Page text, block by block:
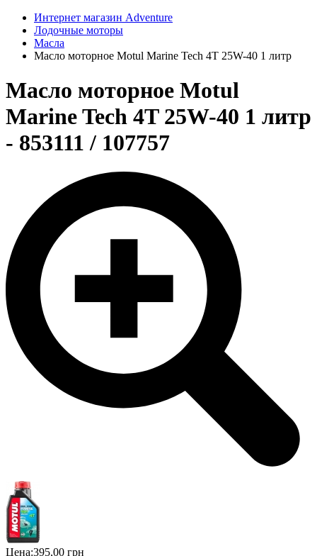
Интернет магазин Adventure
Лодочные моторы
Масла
Масло моторное Motul Marine Tech 4T 25W-40 1 литр
Масло моторное Motul
Marine Tech 4T 25W-40 1 литр
- 853111 / 107757
Цена:395,00 грн